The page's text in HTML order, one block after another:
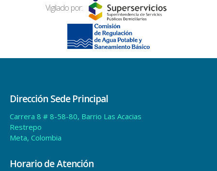
Vigilado por:
Dirección Sede Principal
Carrera 8 # 8-58-80, Barrio Las Acacias
Restrepo
Meta, Colombia
Horario de Atención